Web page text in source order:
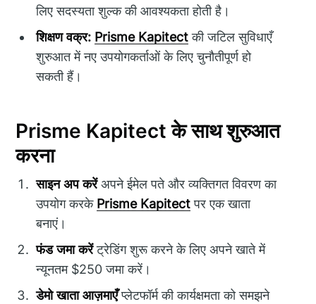
लिए सदस्यता शुल्क की आवश्यकता होती है।
शिक्षण वक्र: Prisme Kapitectकी जटिल सुविधाएँ
शुरुआत में नए उपयोगकर्ताओं के लिए चुनौतीपूर्ण हो
सकती हैं।
Prisme Kapitect के साथ शुरुआत
करना
साइन अप करेंअपने ईमेल पते और व्यक्तिगत विवरण का
उपयोग करके Prisme Kapitectपर एक खाता
बनाएं।
फंड जमा करेंट्रेडिंग शुरू करने के लिए अपने खाते में
न्यूनतम $250 जमा करें।
डेमो खाता आज़माएँप्लेटफॉर्म की कार्यक्षमता को समझने